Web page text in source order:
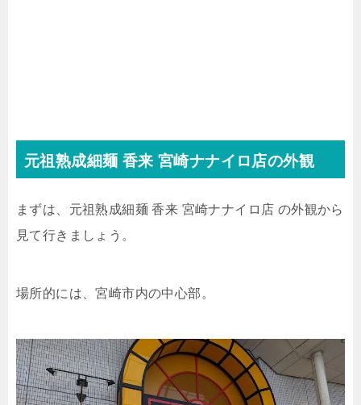
元祖熟成細麺 香来 宮崎ナナイロ店の外観
まずは、元祖熟成細麺 香来 宮崎ナナイロ店 の外観から
見て行きましょう。
場所的には、宮崎市内の中心部。